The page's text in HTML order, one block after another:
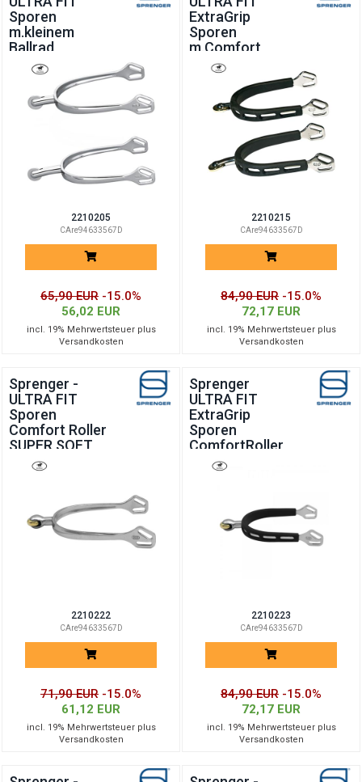
Sporen
m.kleinem
Ballrad
2210205
CAre94633567D
65,90 EUR -15.0%
56,02 EUR
incl. 19% Mehrwertsteuer plus
Versandkosten
ExtraGrip
Sporen
m.Comfort
Roller
2210215
CAre94633567D
84,90 EUR -15.0%
72,17 EUR
incl. 19% Mehrwertsteuer plus
Versandkosten
Sprenger -
ULTRA FIT
Sporen
Comfort Roller
SUPER SOFT
2210222
CAre94633567D
71,90 EUR -15.0%
61,12 EUR
incl. 19% Mehrwertsteuer plus
Versandkosten
Sprenger
ULTRA FIT
ExtraGrip
Sporen
ComfortRoller
SUPER SOFT
2210223
CAre94633567D
84,90 EUR -15.0%
72,17 EUR
incl. 19% Mehrwertsteuer plus
Versandkosten